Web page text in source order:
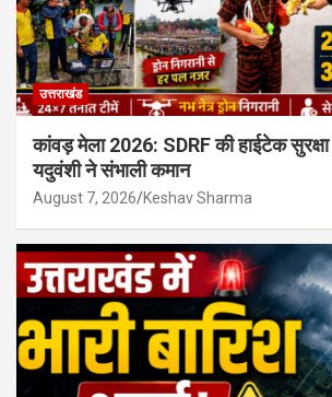
उत्तराखंड
कांवड़ मेला 2026: SDRF की हाईटेक सुरक्षा
यदुवंशी ने संभाली कमान
August 7, 2026 Keshav Sharma